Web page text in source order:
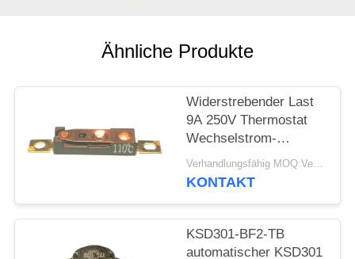
NACHRICHTEN
FÄLLE
SITEMAP
POLICY
Ähnliche Produkte
Widerstrebender Last
9A 250V Thermostat
Wechselstrom-
automatischen
Zurücksetzens stellte
Verhandlungsfähig MOQ:Verhandelbar
KONTAKT
KSD301-BF2-TB
automatischer KSD301